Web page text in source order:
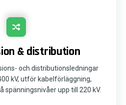
& distribution
och distributionsledningar
kV, utför kabelförläggning,
spänningsnivåer upp till 220 kV.